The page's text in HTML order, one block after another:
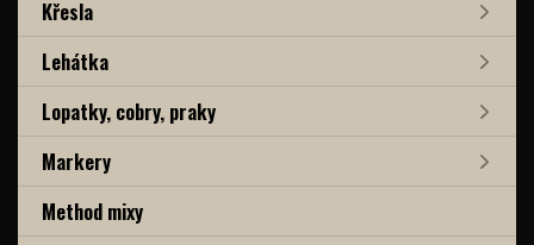
Křesla
Lehátka
Lopatky, cobry, praky
Markery
Method mixy